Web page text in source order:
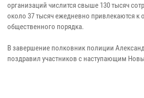
организаций числится свыше 130 тысяч
около 37 тысяч ежедневно привлекаются к
общественного порядка.
В завершение полковник полиции
поздравил участников с наступающим